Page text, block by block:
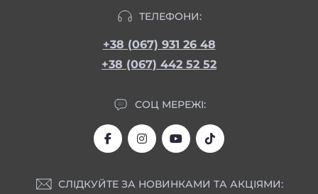
ТЕЛЕФОНИ:
+38 (067) 931 26 48
+38 (067) 442 52 52
СОЦ МЕРЕЖІ:
СЛІДКУЙТЕ ЗА НОВИНКАМИ ТА АКЦІЯМИ: